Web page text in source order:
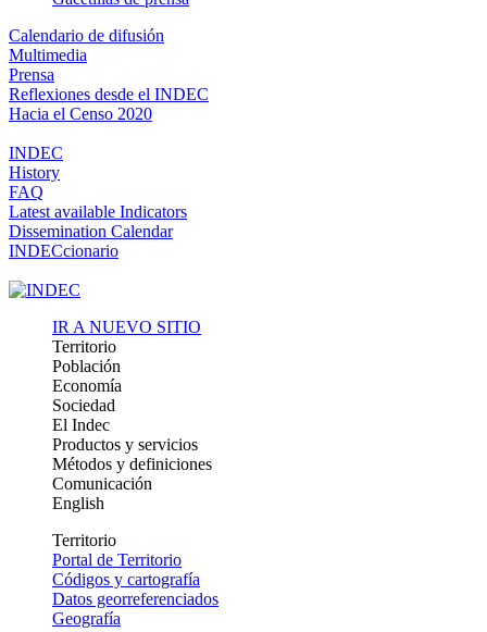
Calendario de difusión
Multimedia
Prensa
Reflexiones desde el INDEC
Hacia el Censo 2020
INDEC
History
FAQ
Latest available Indicators
Dissemination Calendar
INDECcionario
IR A NUEVO SITIO
Territorio
Población
Economía
Sociedad
El Indec
Productos y servicios
Métodos y definiciones
Comunicación
English
Territorio
Portal de Territorio
Códigos y cartografía
Datos georreferenciados
Geografía